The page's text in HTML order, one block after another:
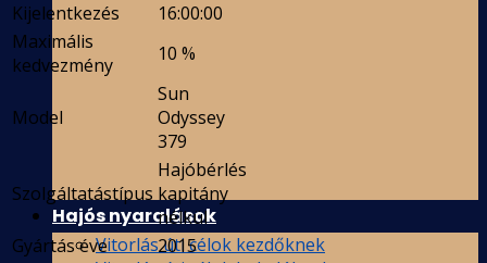
Hajós nyaralások
Vitorlás úti célok kezdőknek
Kijelentkezés
16:00:00
Maximális
kedvezmény
10 %
Model
Sun
Odyssey
379
Szolgáltatástípus
Hajóbérlés
kapitány
nélkül
Gyártás éve
2015